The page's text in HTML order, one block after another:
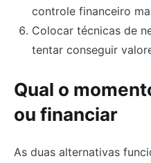
controle financeiro
Colocar técnicas de
tentar conseguir
Qual o
ou financiar
As duas alternativas